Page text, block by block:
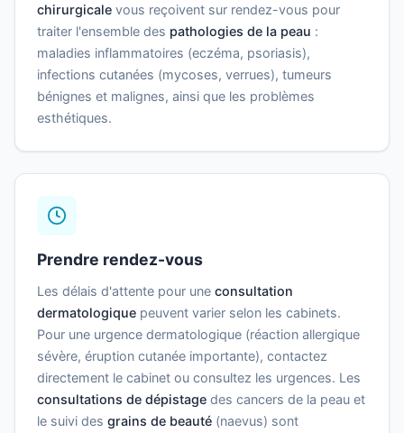
chirurgicale vous reçoivent sur rendez-vous pour
traiter l'ensemble des pathologies de la peau :
maladies inflammatoires (eczéma, psoriasis),
infections cutanées (mycoses, verrues), tumeurs
bénignes et malignes, ainsi que les problèmes
esthétiques.
Prendre rendez-vous
Les délais d'attente pour une consultation
dermatologique peuvent varier selon les cabinets.
Pour une urgence dermatologique (réaction allergique
sévère, éruption cutanée importante), contactez
directement le cabinet ou consultez les urgences. Les
consultations de dépistage des cancers de la peau et
le suivi des grains de beauté (naevus) sont